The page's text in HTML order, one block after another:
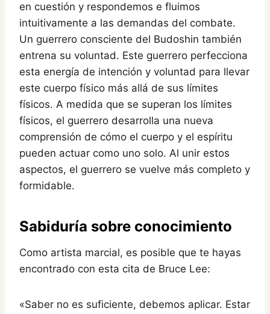
en cuestión y respondemos e fluimos
intuitivamente a las demandas del combate.
Un guerrero consciente del Budoshin también
entrena su voluntad. Este guerrero perfecciona
esta energía de intención y voluntad para llevar
este cuerpo físico más allá de sus límites
físicos. A medida que se superan los límites
físicos, el guerrero desarrolla una nueva
comprensión de cómo el cuerpo y el espíritu
pueden actuar como uno solo. Al unir estos
aspectos, el guerrero se vuelve más completo y
formidable.
Sabiduría sobre conocimiento
Como artista marcial, es posible que te hayas
encontrado con esta cita de Bruce Lee:
«Saber no es suficiente, debemos aplicar. Estar